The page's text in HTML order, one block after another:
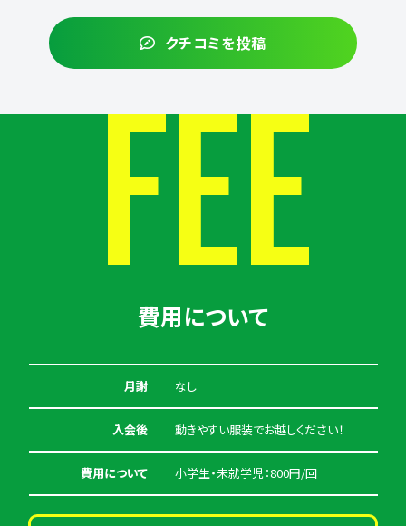
クチコミを投稿
FEE
費用について
月謝 なし
入会後 動きやすい服装でお越しください！
費用について 小学生・未就学児：800円/回